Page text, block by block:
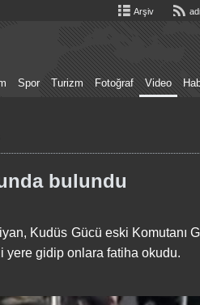
Arşiv
Spor Turizm Fotoğraf Video
bulundu
Kudüs Gücü eski Komutanı
yere gidip onlara fatiha okudu.